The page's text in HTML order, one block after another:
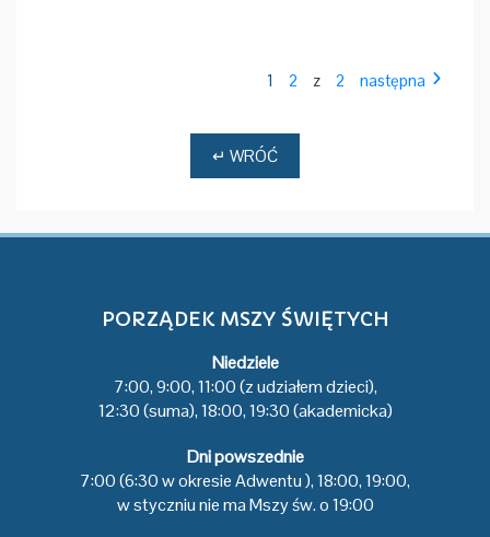
1 2 z 2 następna
↵ WRÓĆ
PORZĄDEK MSZY ŚWIĘTYCH
Niedziele
7:00, 9:00, 11:00 (z udziałem dzieci),
12:30 (suma), 18:00, 19:30 (akademicka)
Dni powszednie
7:00 (6:30 w okresie Adwentu ), 18:00, 19:00,
w styczniu nie ma Mszy św. o 19:00